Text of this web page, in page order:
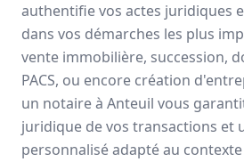
authentifie vos actes juridiques
dans vos démarches les plus
vente immobilière, succession,
PACS, ou encore création
un notaire à Anteuil vous
juridique de vos transactions et
personnalisé adapté au